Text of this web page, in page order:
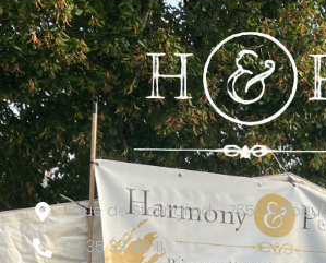
6 rue de Stalingrad - 76500 Elbeuf
02 35 33 46 11